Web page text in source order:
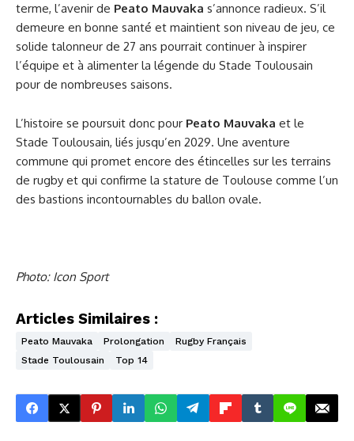
terme, l’avenir de Peato Mauvaka s’annonce radieux. S’il
demeure en bonne santé et maintient son niveau de jeu, ce
solide talonneur de 27 ans pourrait continuer à inspirer
l’équipe et à alimenter la légende du Stade Toulousain
pour de nombreuses saisons.
L’histoire se poursuit donc pour Peato Mauvaka et le
Stade Toulousain, liés jusqu’en 2029. Une aventure
commune qui promet encore des étincelles sur les terrains
de rugby et qui confirme la stature de Toulouse comme l’un
des bastions incontournables du ballon ovale.
Photo: Icon Sport
Articles Similaires :
Peato Mauvaka Prolongation
Rugby Français
Stade Toulousain
Top 14